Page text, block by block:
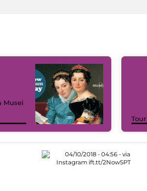
Musei